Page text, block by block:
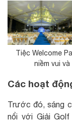
Tiệc Welcome
niềm vui
Các hoạt
Trước đó, sáng
nổi với Giải Golf